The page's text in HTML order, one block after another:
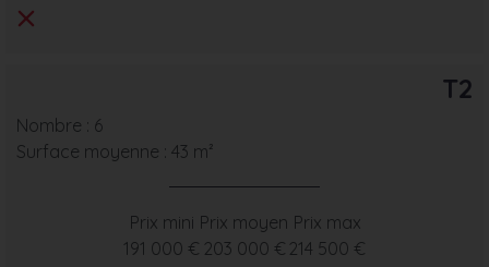
T2
Nombre : 6
Surface moyenne : 43 m²
Prix mini
191 000 €
Prix moyen
203 000 €
Prix max
214 500 €